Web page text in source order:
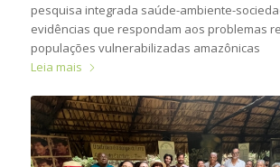
pesquisa integrada saúde-ambiente-
evidências que respondam aos problemas
populações vulnerabilizadas amazônicas
Leia mais